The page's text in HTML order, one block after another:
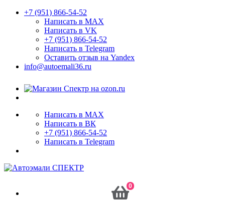
+7 (951) 866-54-52
Написать в MAX
Написать в VK
+7 (951) 866-54-52
Написать в Telegram
Оставить отзыв на Yandex
info@autoemali36.ru
Написать в MAX
Написать в ВК
+7 (951) 866-54-52
Написать в Telegram
0